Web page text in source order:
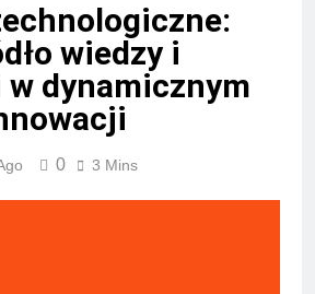
wiedzy i
dynamicznym
0 3 Mins